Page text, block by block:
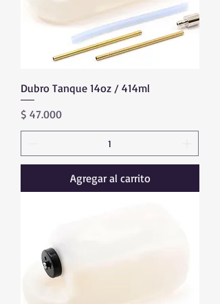
Dubro Tanque 14oz / 414ml
Precio
$ 47.000
Agregar al carrito